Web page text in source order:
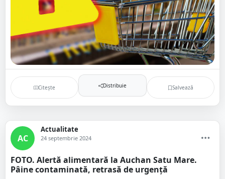
Citește Distribuie Salvează
AC
Actualitate
24 septembrie 2024
FOTO. Alertă alimentară la Auchan Satu Mare.
Pâine contaminată, retrasă de urgență